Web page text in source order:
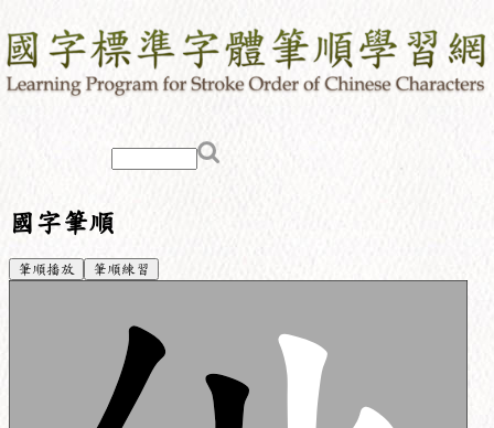
國字筆順
筆順播放 筆順練習